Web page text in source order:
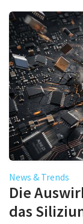
News & Trends
Die
das